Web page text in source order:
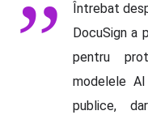
Întrebat
DocuSign a
pentru
modelele
publice,